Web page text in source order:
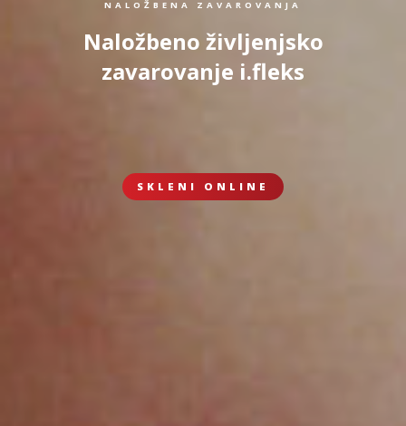
NALOŽBENA ZAVAROVANJA
Naložbeno življenjsko
zavarovanje i.fleks
SKLENI ONLINE